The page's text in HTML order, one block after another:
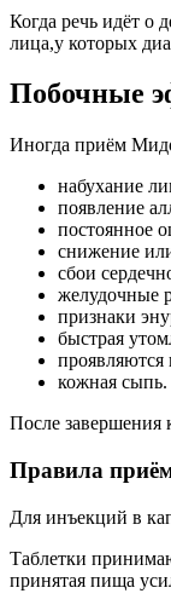
Когда речь идёт о
лица,у которых
Побочные
Иногда приём
набухание
появление
постоянное
снижение
сбои
желудочные
признаки
быстрая
проявляются
кожная сыпь.
После завершения
Правила
Для инъекций в
Таблетки
принятая пища